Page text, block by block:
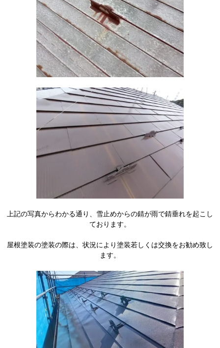
上記の写真からわかる通り、雪止めからの錆が雨で錆垂れを起こし
ております。
屋根塗装の塗装の際は、状況により塗装若しくは交換をお勧め致し
ます。